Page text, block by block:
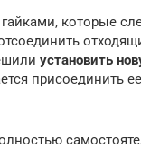
которые
установить
присоединить